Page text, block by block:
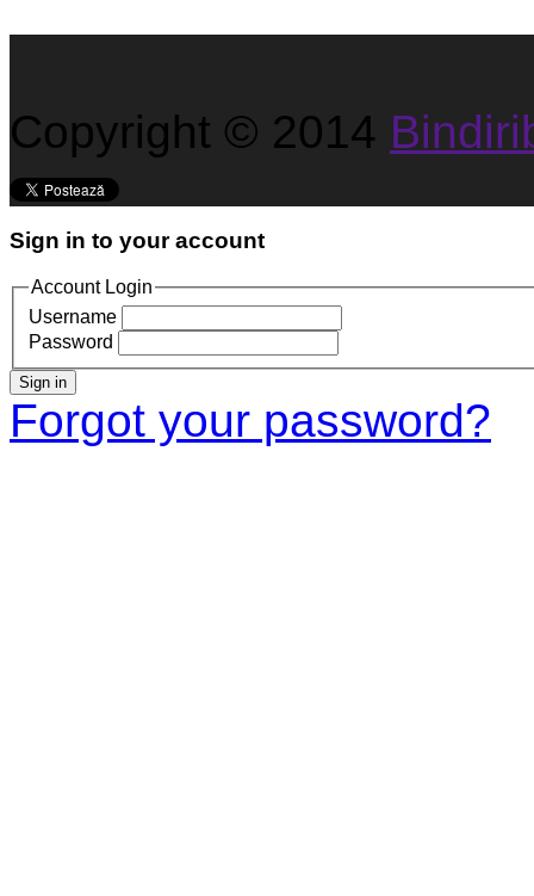
Copyright © 2014
Sign in to your account
Account Login
Username
Password
Sign in
Forgot your password?